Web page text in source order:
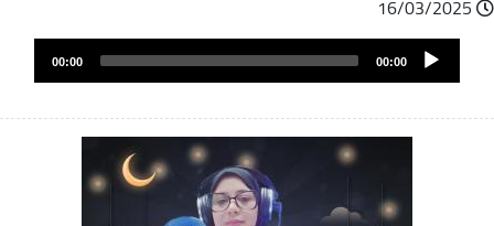
16/03/2025
ملفAudio
Player
00:00
00:00